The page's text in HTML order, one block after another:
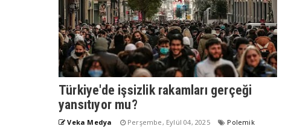
Türkiye'de işsizlik rakamları gerçeği
yansıtıyor mu?
Veka Medya Perşembe, Eylül 04, 2025 Polemik